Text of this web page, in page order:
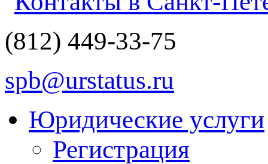
(812) 449-33-75
spb@urstatus.ru
Юридические услуги
Регистрация